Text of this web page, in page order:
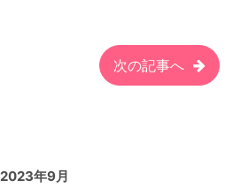
次の記事へ
2023年9月